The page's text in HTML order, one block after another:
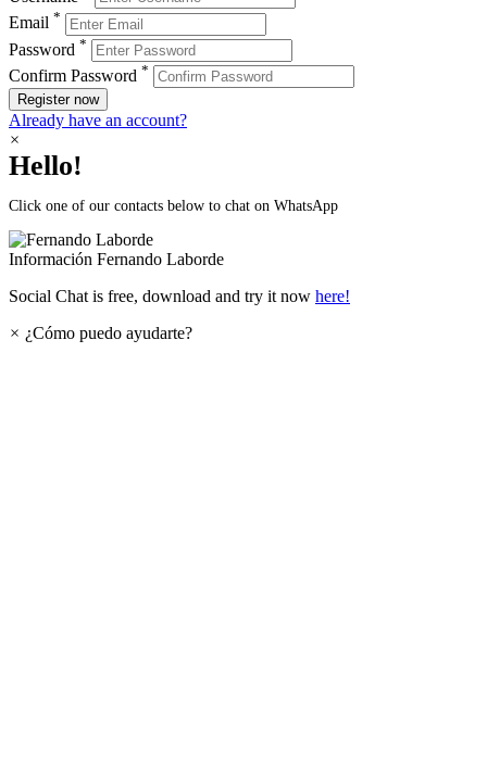
Email *
Password *
Confirm Password *
Register now
Already have an account?
×
Hello!
Click one of our contacts below to chat on WhatsApp
Información Fernando Laborde
Social Chat is free, download and try it now here!
× ¿Cómo puedo ayudarte?